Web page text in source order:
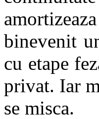
binevenit
cu etape
privat. Iar
se misca.